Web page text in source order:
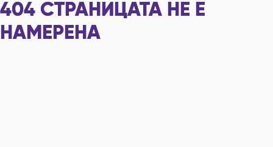
404 СТРАНИЦАТА НЕ Е
НАМЕРЕНА